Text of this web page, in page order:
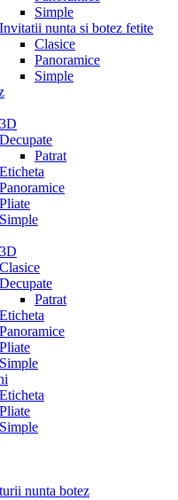
Simple
Invitatii nunta si botez fetite
Clasice
Panoramice
Simple
3D
Decupate
Patrat
Eticheta
Panoramice
Pliate
Simple
3D
Clasice
Decupate
Patrat
Eticheta
Panoramice
Pliate
Simple
Eticheta
Pliate
Simple
nunta botez